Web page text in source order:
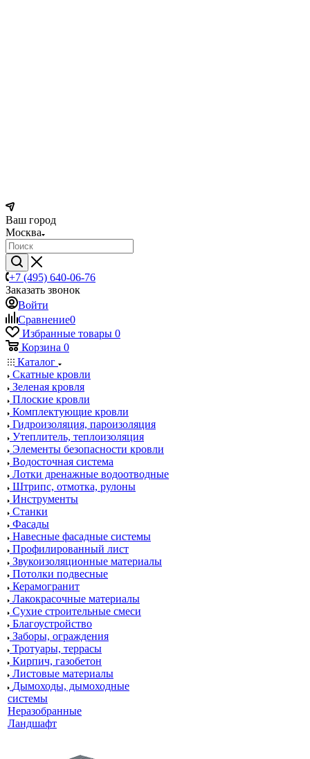
Ваш город
Москва
+7 (495) 640-06-76
Заказать звонок
Войти
Сравнение0
Избранные товары 0
Корзина 0
Каталог
Скатные кровли
Зеленая кровля
Плоские кровли
Комплектующие кровли
Гидроизоляция, пароизоляция
Утеплитель, теплоизоляция
Элементы безопасности кровли
Водосточная система
Лотки дренажные водоотводные
Штрипс, отмотка, рулоны
Инструменты
Станки
Фасады
Навесные фасадные системы
Профилированный лист
Звукоизоляционные материалы
Потолки подвесные
Керамогранит
Лакокрасочные материалы
Сухие строительные смеси
Благоустройство
Заборы, ограждения
Тротуары, террасы
Кирпич, газобетон
Листовые материалы
Дымоходы, дымоходные
системы
Неразобранные
Ландшафт